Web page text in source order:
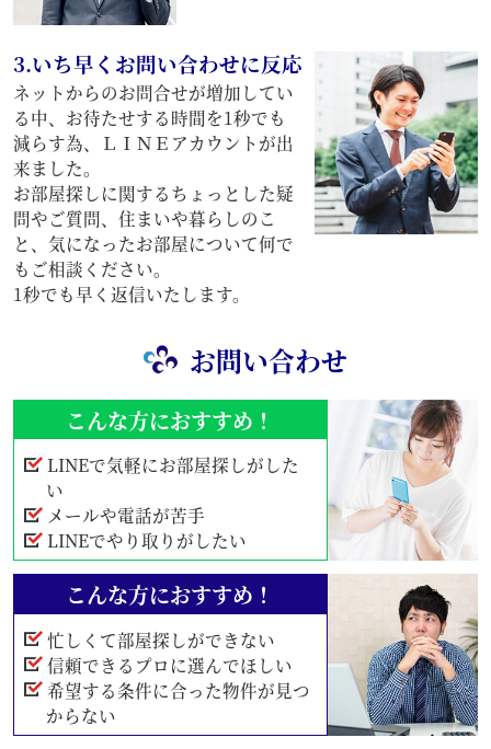
3.いち早くお問い合わせに反応
ネットからのお問合せが増加してい
る中、お待たせする時間を1秒でも
減らす為、ＬＩＮＥアカウントが出
来ました。
お部屋探しに関するちょっとした疑
問やご質問、住まいや暮らしのこ
と、気になったお部屋について何で
もご相談ください。
1秒でも早く返信いたします。
お問い合わせ
こんな方におすすめ！
LINEで気軽にお部屋探しがした
い
メールや電話が苦手
LINEでやり取りがしたい
こんな方におすすめ！
忙しくて部屋探しができない
信頼できるプロに選んでほしい
希望する条件に合った物件が見つ
からない